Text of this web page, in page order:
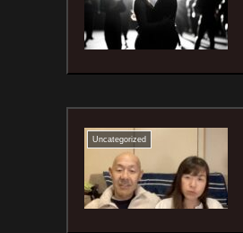
Uncategorized